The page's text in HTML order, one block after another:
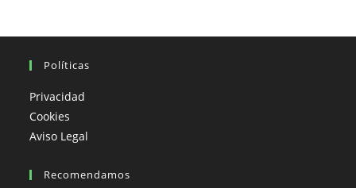
Políticas
Privacidad
Cookies
Aviso Legal
Recomendamos